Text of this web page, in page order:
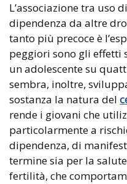
L’associazione tra uso
dipendenza da altre
tanto più precoce è
peggiori sono gli effetti
un adolescente su
sembra, inoltre,
sostanza la natura del
rende i giovani che
particolarmente a
dipendenza, di
termine sia per la
fertilità, che